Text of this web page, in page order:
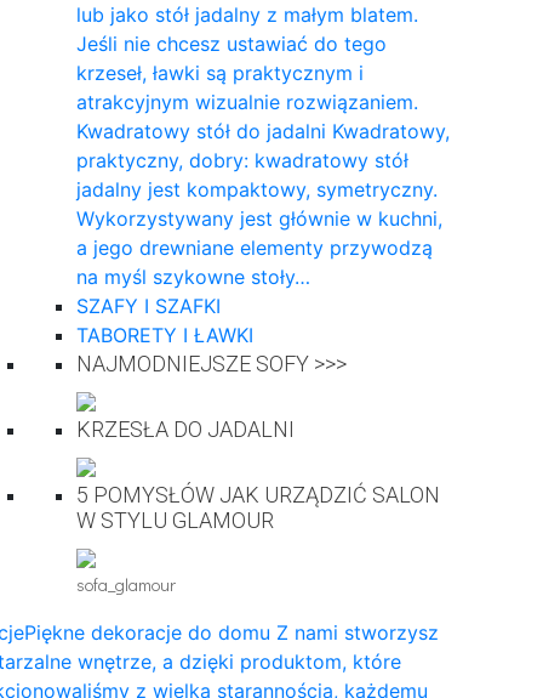
lub jako stół jadalny z małym blatem.
Jeśli nie chcesz ustawiać do tego
krzeseł, ławki są praktycznym i
atrakcyjnym wizualnie rozwiązaniem.
Kwadratowy stół do ​​jadalni Kwadratowy,
praktyczny, dobry: kwadratowy stół
jadalny jest kompaktowy, symetryczny.
Wykorzystywany jest głównie w kuchni,
a jego drewniane elementy przywodzą
na myśl szykowne stoły…
SZAFY I SZAFKI
TABORETY I ŁAWKI
NAJMODNIEJSZE SOFY >>>
KRZESŁA DO JADALNI
5 POMYSŁÓW JAK URZĄDZIĆ SALON
W STYLU GLAMOUR
sofa_glamour
Piękne dekoracje do domu Z nami stworzysz
wnętrze, a dzięki produktom, które
z wielką starannością, każdemu